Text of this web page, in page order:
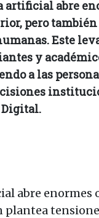
artificial abre
pero
Este
y
a las
abre enormes